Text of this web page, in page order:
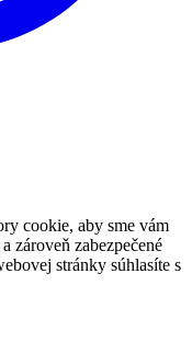
cookie, aby sme vám
zároveň zabezpečené
stránky súhlasíte s